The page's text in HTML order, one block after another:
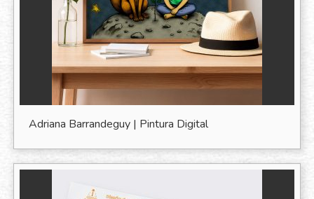
Adriana Barrandeguy | Pintura Digital